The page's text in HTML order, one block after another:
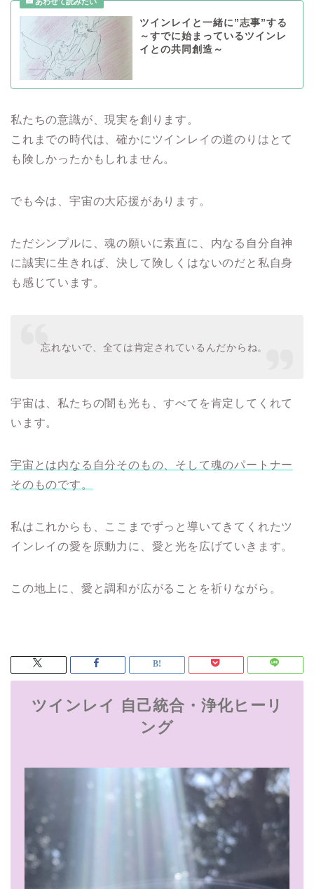
ツインレイと一緒に”志事”する
～すでに始まっているツインレ
イとの共同創造～
私たちの意識が、現実を創ります。
これまでの時代は、確かにツインレイの道のりはとて
も険しかったかもしれません。
でも今は、宇宙の大応援があります。
ただシンプルに、魂の願いに素直に、内なる自分自神
に誠実に生きれば、決して険しくはないのだと私自身
も感じています。
忘れないで、全ては肯定されているんだからね。
宇宙は、私たちの闇も光も、すべてを肯定してくれて
います。
宇宙とは内なる自分そのもの、そして魂のパートナー
そのものです。
私はこれからも、ここまでずっと導いてきてくれたツ
インレイの愛を原動力に、愛と光を広げていきます。
この地上に、愛と調和が広がることを祈りながら。
ツインレイ 自己統合・浄化ヒーリ
ング